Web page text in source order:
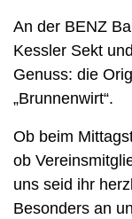
An der BENZ
Kessler Sekt
Genuss: die
„Brunnenwirt“.
Ob beim
ob
uns seid ihr
Besonders an